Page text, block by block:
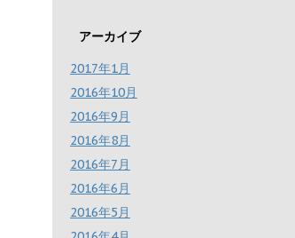
アーカイブ
2017年1月
2016年10月
2016年9月
2016年8月
2016年7月
2016年6月
2016年5月